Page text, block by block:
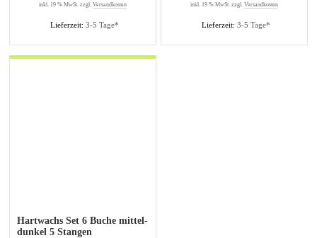
Lieferzeit: 3-5 Tage*
inkl. 19 % MwSt. zzgl. Versandkosten
Lieferzeit: 3-5 Tage*
inkl. 19 % MwSt. zzgl. Versandkosten
Hartwachs Set 6 Buche mittel-
dunkel 5 Stangen